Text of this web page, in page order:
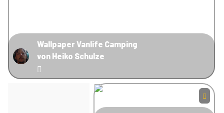
Wallpaper Vanlife Camping
von Heiko Schulze